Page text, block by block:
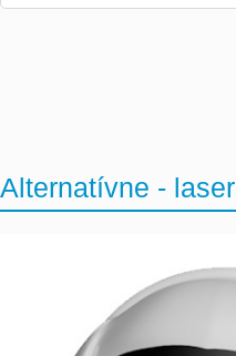
Alternatívne - laser